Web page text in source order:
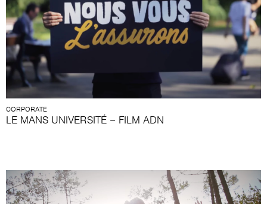
CORPORATE
LE MANS UNIVERSITÉ – FILM ADN